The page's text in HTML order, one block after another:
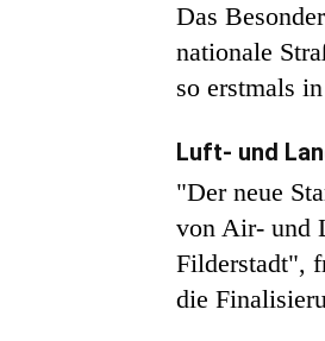
Das
nationale
so erstmals
Luft- und
"Der neue
von Air- und
Filderstadt",
die